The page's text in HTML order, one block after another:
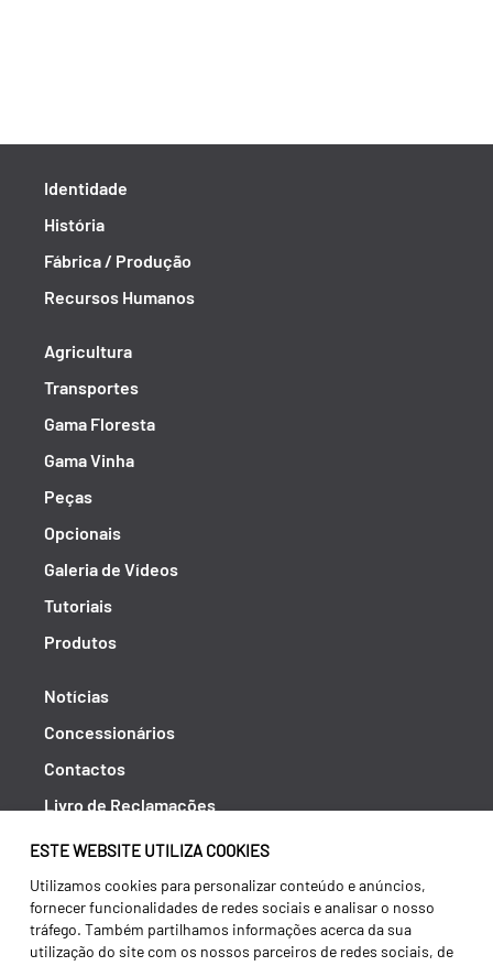
ESTE WEBSITE UTILIZA COOKIES
Utilizamos cookies para personalizar conteúdo e anúncios,
fornecer funcionalidades de redes sociais e analisar o nosso
tráfego. Também partilhamos informações acerca da sua
utilização do site com os nossos parceiros de redes sociais, de
Identidade
História
Fábrica / Produção
Recursos Humanos
Agricultura
Transportes
Gama Floresta
Gama Vinha
Peças
Opcionais
Galeria de Vídeos
Tutoriais
Produtos
Notícias
Concessionários
Contactos
Livro de Reclamações
Política de Privacidade
Canal de Denúncias (RGPC)
Termos e condições